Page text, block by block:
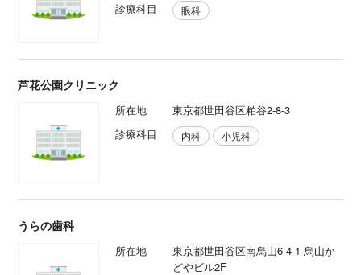
診療科目
眼科
芦花公園クリニック
所在地
東京都世田谷区粕谷2-8-3
診療科目
内科 小児科
うらの歯科
所在地
東京都世田谷区南烏山6-4-1 烏山か
どやビル2F